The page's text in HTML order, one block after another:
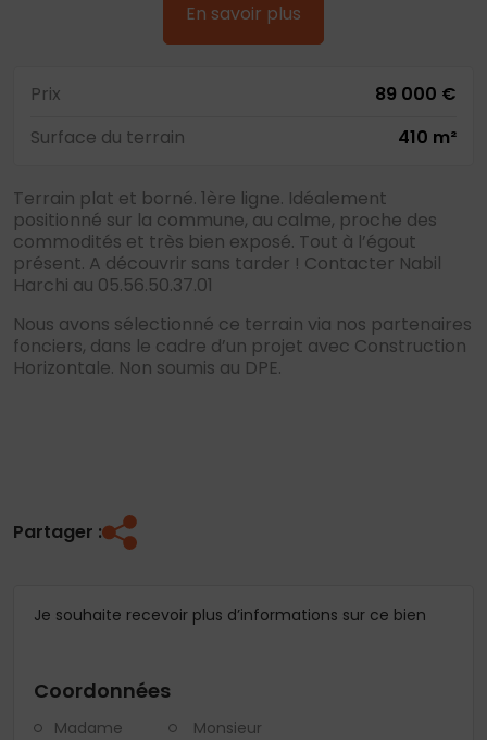
En savoir plus
Prix
89 000 €
Surface du terrain
410 m²
Terrain plat et borné. 1ère ligne. Idéalement
positionné sur la commune, au calme, proche des
commodités et très bien exposé. Tout à l’égout
présent. A découvrir sans tarder ! Contacter Nabil
Harchi au 05.56.50.37.01
Nous avons sélectionné ce terrain via nos partenaires
fonciers, dans le cadre d’un projet avec Construction
Horizontale. Non soumis au DPE.
Partager :
Je souhaite recevoir plus d’informations sur ce bien
Coordonnées
Madame
Monsieur